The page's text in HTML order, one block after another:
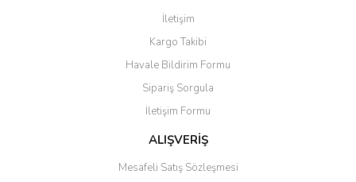
İletişim
Kargo Takibi
Havale Bildirim Formu
Sipariş Sorgula
İletişim Formu
ALIŞVERİŞ
Mesafeli Satış Sözleşmesi